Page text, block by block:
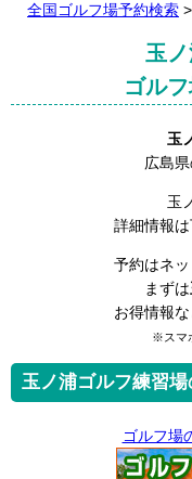
全国ゴルフ場予約検索 >
玉
ゴル
玉
広島
玉
詳細情報は
予約はネ
まずは
お得情報
※スマ
玉ノ浦ゴルフ練習場
ゴルフ場